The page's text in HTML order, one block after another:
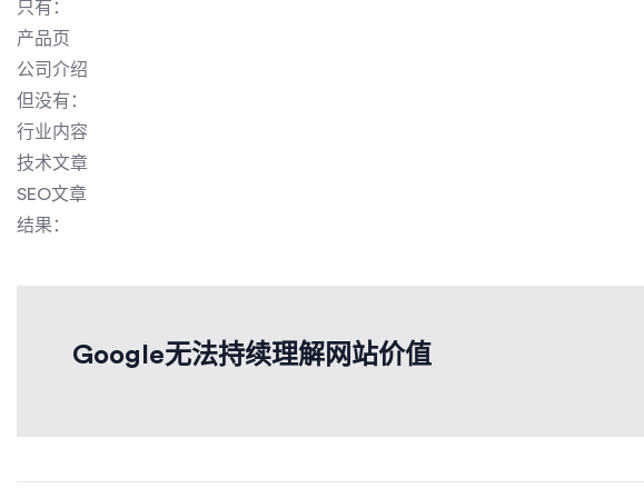
只有：
产品页
公司介绍
但没有：
行业内容
技术文章
SEO文章
结果：
Google无法持续理解网站价值